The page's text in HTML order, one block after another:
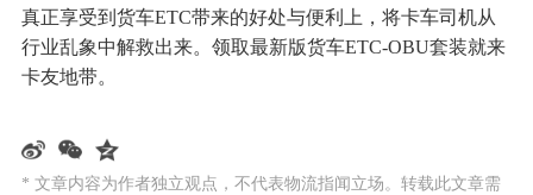
真正享受到货车ETC带来的好处与便利上，将卡车司机从
行业乱象中解救出来。领取最新版货车ETC-OBU套装就来
卡友地带。
* 文章内容为作者独立观点，不代表物流指闻立场。转载此文章需